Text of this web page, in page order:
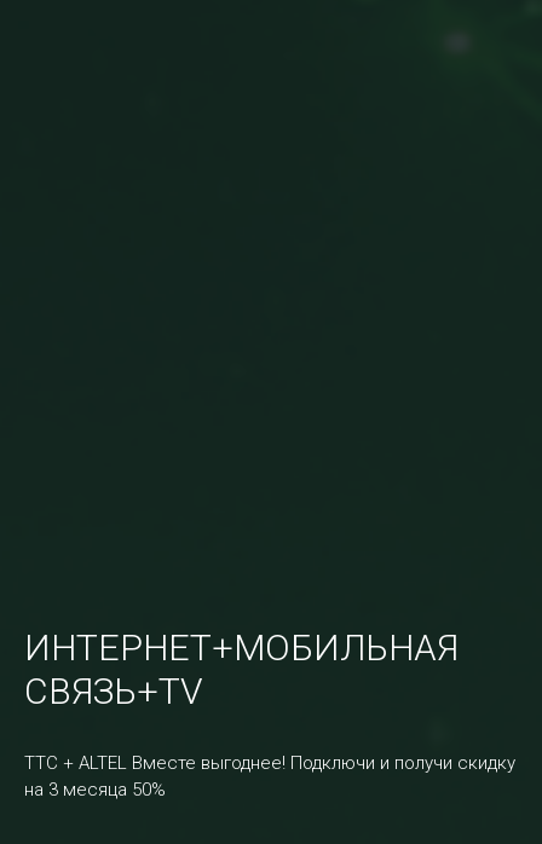
ИНТЕРНЕТ+МОБИЛЬНАЯ
СВЯЗЬ+TV
TTC + ALTEL Вместе выгоднее! Подключи и получи скидку
на 3 месяца 50%